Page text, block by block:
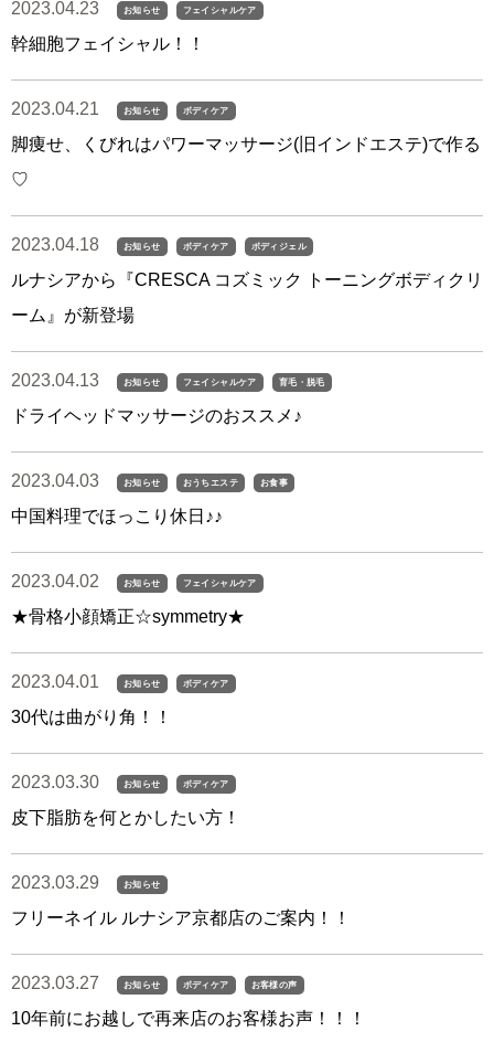
2023.04.23 お知らせ フェイシャルケア
幹細胞フェイシャル！！
2023.04.21 お知らせ ボディケア
脚痩せ、くびれはパワーマッサージ(旧インドエステ)で作る
♡
2023.04.18 お知らせ ボディケア ボディジェル
ルナシアから『CRESCA コズミック トーニングボディクリ
ーム』が新登場
2023.04.13 お知らせ フェイシャルケア 育毛・脱毛
ドライヘッドマッサージのおススメ♪
2023.04.03 お知らせ おうちエステ お食事
中国料理でほっこり休日♪♪
2023.04.02 お知らせ フェイシャルケア
★骨格小顔矯正☆symmetry★
2023.04.01 お知らせ ボディケア
30代は曲がり角！！
2023.03.30 お知らせ ボディケア
皮下脂肪を何とかしたい方！
2023.03.29 お知らせ
フリーネイル ルナシア京都店のご案内！！
2023.03.27 お知らせ ボディケア お客様の声
10年前にお越しで再来店のお客様お声！！！